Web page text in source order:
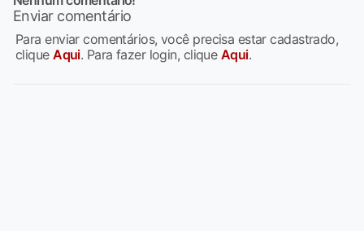
Enviar comentário
Para enviar comentários, você precisa estar cadastrado,
cliqueAqui. Para fazer login, clique Aqui.